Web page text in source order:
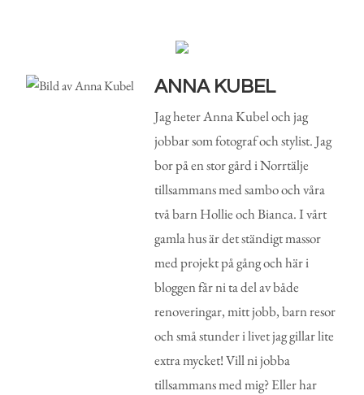
ANNA KUBEL
Jag heter Anna Kubel och jag
jobbar som fotograf och stylist. Jag
bor på en stor gård i Norrtälje
tillsammans med sambo och våra
två barn Hollie och Bianca. I vårt
gamla hus är det ständigt massor
med projekt på gång och här i
bloggen får ni ta del av både
renoveringar, mitt jobb, barn resor
och små stunder i livet jag gillar lite
extra mycket! Vill ni jobba
tillsammans med mig? Eller har